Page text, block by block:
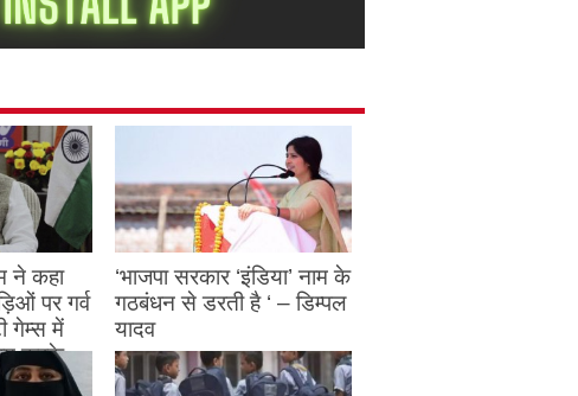
ने कहा
पर गर्व
गेम्स में
करके
किया
‘भाजपा सरकार ‘इंडिया’ नाम के
गठबंधन से डरती है ‘ – डिम्पल
यादव
August 26, 2023